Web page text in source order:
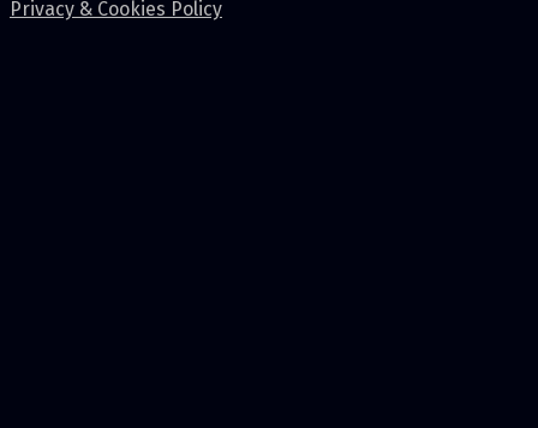
Privacy & Cookies Policy